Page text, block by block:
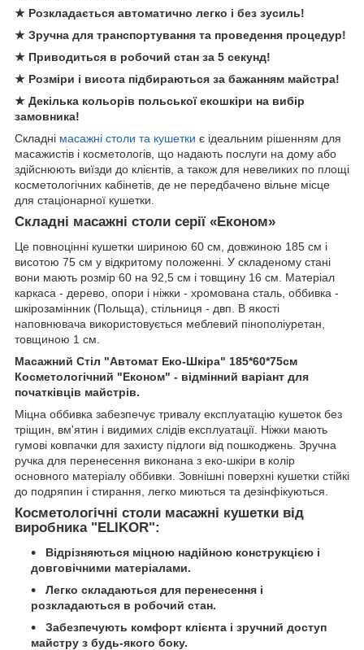
★ Розкладається автоматично легко і без зусиль!
★ Зручна для транспортування та проведення процедур!
★ Приводиться в робочий стан за 5 секунд!
★ Розміри і висота підбираються за бажанням майстра!
★ Декілька кольорів польської екошкіри на вибір
замовника!
Складні масажні столи та кушетки є ідеальним рішенням для
масажистів і косметологів, що надають послуги на дому або
здійснюють виїзди до клієнтів, а також для невеликих по площі
косметологічних кабінетів, де не передбачено вільне місце
для стаціонарної кушетки.
Складні масажні столи серії «Економ»
Це повноцінні кушетки шириною 60 см, довжиною 185 см і
висотою 75 см у відкритому положенні. У складеному стані
вони мають розмір 60 на 92,5 см і товщину 16 см. Матеріал
каркаса - дерево, опори і ніжки - хромована сталь, оббивка -
шкірозамінник (Польща), стільниця - двп. В якості
наповнювача використовується меблевий пінополіуретан,
товщиною 1 см.
Масажний Стіл "Автомат Еко-Шкіра" 185*60*75см
Косметологічний "Економ" - відмінний варіант для
початківців майстрів.
Міцна оббивка забезпечує тривалу експлуатацію кушеток без
тріщин, вм'ятин і видимих слідів експлуатації. Ніжки мають
гумові ковпачки для захисту підлоги від пошкоджень. Зручна
ручка для перенесення виконана з еко-шкіри в колір
основного матеріалу оббивки. Зовнішні поверхні кушетки стійкі
до подряпин і стирання, легко миються та дезінфікуються.
Косметологічні столи масажні кушетки від
виробника "ELIKOR":
Відрізняються міцною надійною конструкцією і
довговічними матеріалами.
Легко складаються для перенесення і
розкладаються в робочий стан.
Забезпечують комфорт клієнта і зручний доступ
майстру з будь-якого боку.